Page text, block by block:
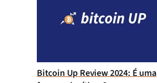
Bitcoin Up Review 2024: É uma